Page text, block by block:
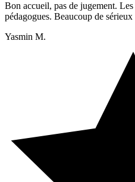
Bon accueil, pas de jugement.
pédagogues. Beaucoup de
Yasmin M.